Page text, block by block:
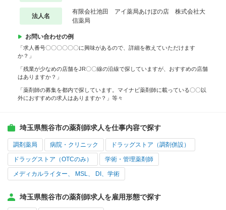
法人名
有限会社池田 アイ薬局あけぼの店 株式会社大
信薬局
お問い合わせの例
「求人番号〇〇〇〇〇〇に興味があるので、詳細を教えていただけます
か？」
「残業が少なめの店舗をJR〇〇線の沿線で探していますが、おすすめの店舗
はありますか？」
「薬剤師の募集を都内で探しています。マイナビ薬剤師に載っている〇〇以
外におすすめの求人はありますか？」等々
埼玉県熊谷市の薬剤師求人を仕事内容で探す
調剤薬局 病院・クリニック ドラッグストア（調剤併設）
ドラッグストア（OTCのみ） 学術・管理薬剤師
メディカルライター、 MSL、 DI、学術
埼玉県熊谷市の薬剤師求人を雇用形態で探す